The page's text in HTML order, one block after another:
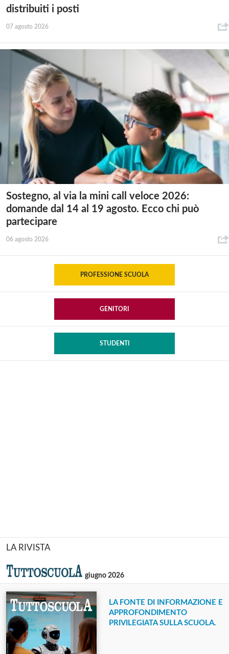
distribuiti i posti
07 agosto 2026
Sostegno, al via la mini call veloce 2026:
domande dal 14 al 19 agosto. Ecco chi può
partecipare
06 agosto 2026
PROFESSIONE SCUOLA
GENITORI
STUDENTI
LA RIVISTA
giugno 2026
LA FONTE DI INFORMAZIONE E
APPROFONDIMENTO
PRIVILEGIATA SULLA SCUOLA.